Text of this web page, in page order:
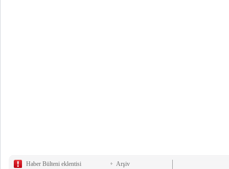
Haber Bülteni eklentisi
Arşiv